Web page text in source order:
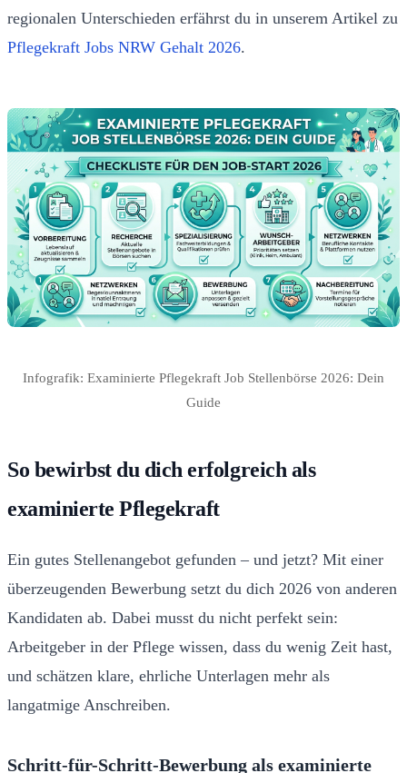
regionalen Unterschieden erfährst du in unserem Artikel zu
Pflegekraft Jobs NRW Gehalt 2026.
Infografik: Examinierte Pflegekraft Job Stellenbörse 2026: Dein
Guide
So bewirbst du dich erfolgreich als
examinierte Pflegekraft
Ein gutes Stellenangebot gefunden – und jetzt? Mit einer
überzeugenden Bewerbung setzt du dich 2026 von anderen
Kandidaten ab. Dabei musst du nicht perfekt sein:
Arbeitgeber in der Pflege wissen, dass du wenig Zeit hast,
und schätzen klare, ehrliche Unterlagen mehr als
langatmige Anschreiben.
Schritt-für-Schritt-Bewerbung als examinierte